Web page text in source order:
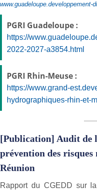
www.guadeloupe.developpement-
PGRI Guadeloupe :
https://
2022-2027-a3854.html
PGRI Rhin-Meuse :
https://www.grand-
hydrographiques-rhin-et-
[Publication] Audit de
prévention des
Réunion
Rapport du CGEDD sur